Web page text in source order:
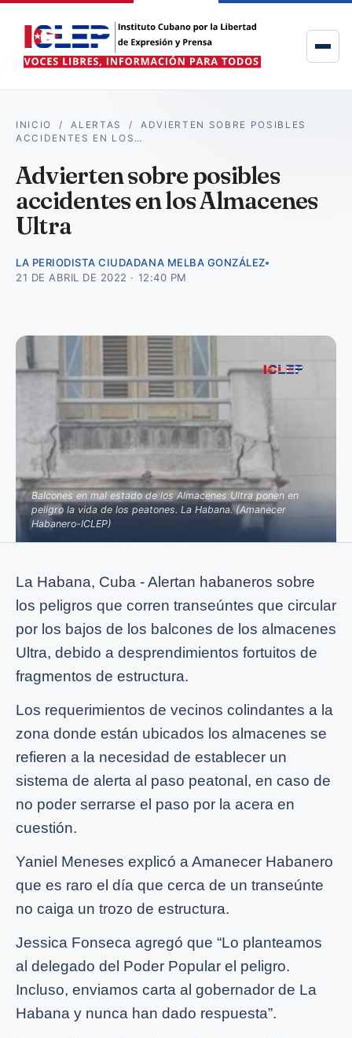
INICIO /ALERTAS /ADVIERTEN SOBRE POSIBLES
ACCIDENTES EN LOS…
Advierten sobre posibles
accidentes en los Almacenes
Ultra
LA PERIODISTA CIUDADANA MELBA GONZÁLEZ
21 DE ABRIL DE 2022 · 12:40 PM
Balcones en mal estado de los Almacenes Ultra ponen en
peligro la vida de los peatones. La Habana. (Amanecer
Habanero-ICLEP)
La Habana, Cuba - Alertan habaneros sobre
los peligros que corren transeúntes que circular
por los bajos de los balcones de los almacenes
Ultra, debido a desprendimientos fortuitos de
fragmentos de estructura.
Los requerimientos de vecinos colindantes a la
zona donde están ubicados los almacenes se
refieren a la necesidad de establecer un
sistema de alerta al paso peatonal, en caso de
no poder serrarse el paso por la acera en
cuestión.
Yaniel Meneses explicó a Amanecer Habanero
que es raro el día que cerca de un transeúnte
no caiga un trozo de estructura.
Jessica Fonseca agregó que “Lo planteamos
al delegado del Poder Popular el peligro.
Incluso, enviamos carta al gobernador de La
Habana y nunca han dado respuesta”.